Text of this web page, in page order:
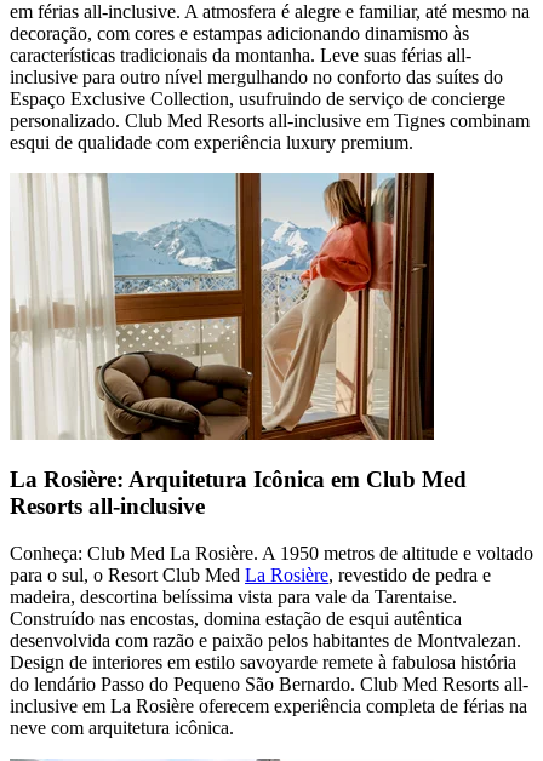
em férias all-inclusive. A atmosfera é alegre e familiar, até mesmo na
decoração, com cores e estampas adicionando dinamismo às
características tradicionais da montanha. Leve suas férias all-
inclusive para outro nível mergulhando no conforto das suítes do
Espaço Exclusive Collection, usufruindo de serviço de concierge
personalizado. Club Med Resorts all-inclusive em Tignes combinam
esqui de qualidade com experiência luxury premium.
La Rosière: Arquitetura Icônica em Club Med
Resorts all-inclusive
Conheça: Club Med La Rosière. A 1950 metros de altitude e voltado
para o sul, o Resort Club Med La Rosière, revestido de pedra e
madeira, descortina belíssima vista para vale da Tarentaise.
Construído nas encostas, domina estação de esqui autêntica
desenvolvida com razão e paixão pelos habitantes de Montvalezan.
Design de interiores em estilo savoyarde remete à fabulosa história
do lendário Passo do Pequeno São Bernardo. Club Med Resorts all-
inclusive em La Rosière oferecem experiência completa de férias na
neve com arquitetura icônica.